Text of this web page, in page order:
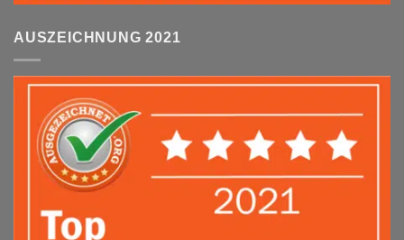
AUSZEICHNUNG 2021